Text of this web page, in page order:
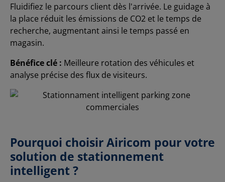
Fluidifiez le parcours client dès l'arrivée. Le guidage à
la place réduit les émissions de CO2 et le temps de
recherche, augmentant ainsi le temps passé en
magasin.
Bénéfice clé : Meilleure rotation des véhicules et
analyse précise des flux de visiteurs.
Pourquoi choisir Airicom pour votre
solution de stationnement
intelligent ?